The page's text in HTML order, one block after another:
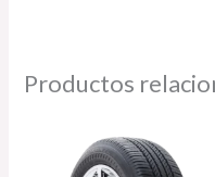
Productos